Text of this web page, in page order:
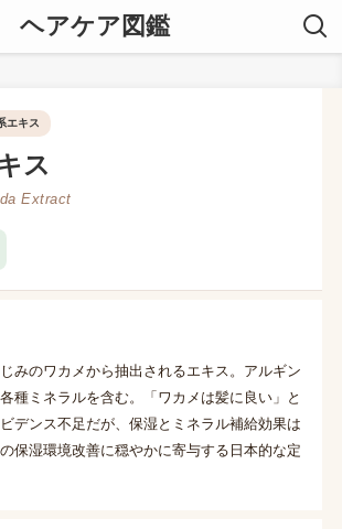
ヘアケア図鑑
エキス
ス
Extract
みのワカメから抽出されるエキス。アルギン
種ミネラルを含む。「ワカメは髪に良い」と
デンス不足だが、保湿とミネラル補給効果は
保湿環境改善に穏やかに寄与する日本的な定